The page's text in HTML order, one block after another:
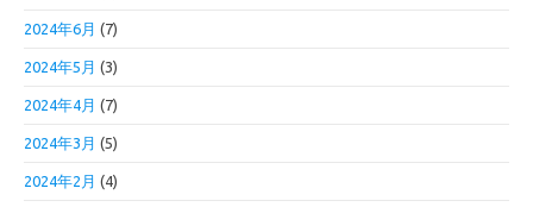
2024年6月 (7)
2024年5月 (3)
2024年4月 (7)
2024年3月 (5)
2024年2月 (4)